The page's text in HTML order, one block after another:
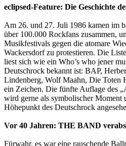
eclipsed-Feature: Die Geschichte
Am 26. und 27. Juli 1986 kamen im
über 100.000 Rockfans zusammen,
Musikfestivals gegen die atomare
Wackersdorf zu protestieren. Die
liest sich wie ein Who’s who jener
Deutschrock bekannt ist: BAP,
Lindenberg, Wolf Maahn, Die Toten
ein Zeichen. Die fünfte Auflage des
wird gerne als symbolischer Moment
Höhepunkt des Deutschrock
Vor 40 Jahren: THE BAND
Fürwahr, es war eine rauschende